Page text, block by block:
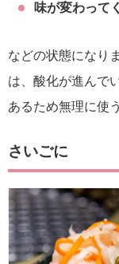
味が変わって
などの状態になり
は、酸化が進んで
あるため無理に使
さいごに